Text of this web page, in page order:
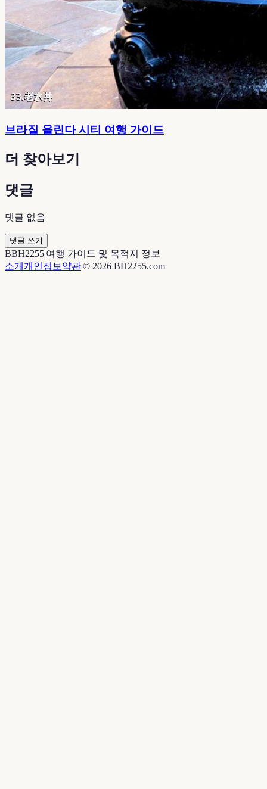
브라질 올린다 시티 여행 가이드
더 찾아보기
댓글
댓글 없음
댓글 쓰기
BBH2255|여행 가이드 및 목적지 정보
소개개인정보 약관|© 2026 BH2255.com